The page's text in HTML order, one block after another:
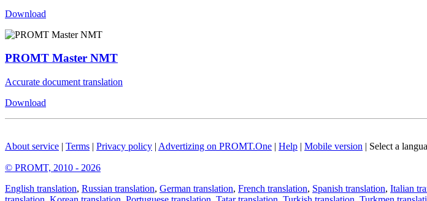
Download
PROMT Master NMT
Accurate document translation
Download
About service | Terms | Privacy policy | Advertizing on PROMT.One | Help | Mobile version | Select a
© PROMT, 2010 - 2026
English translation, Russian translation, German translation, French translation, Spanish translation, Italian